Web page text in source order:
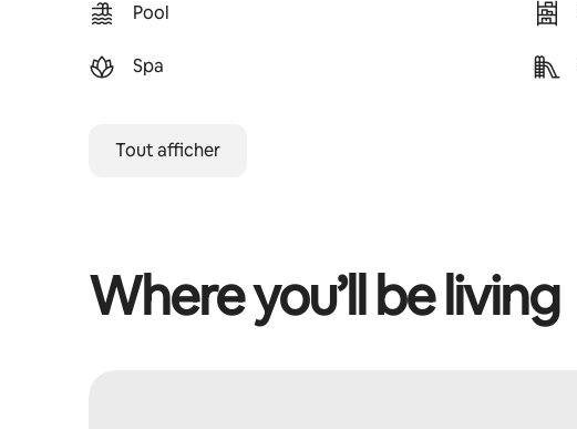
Pool
Spa
Tout afficher
Where you’ll be living